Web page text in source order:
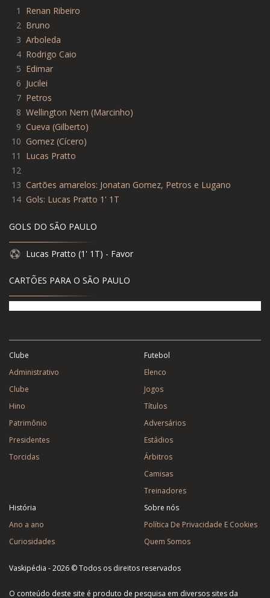
1
Renan Ribeiro
2 Bruno
3 Arboleda
4 Rodrigo Caio
5 Edimar
6 Jucilei
7 Petros
8 Wellington Nem (Marcinho)
9 Cueva (Gilberto)
10 Gomez (Cícero)
11
Lucas Pratto
12
13 Cartões amarelos: Jonatan Gomez, Petros e Lugano
14 Gols: Lucas Pratto 1' 1T
GOLS DO SÃO PAULO
Lucas Pratto (1' 1T) - Favor
CARTÕES PARA O SÃO PAULO
Clube
Administrativo
Clube
Hino
Patrimônio
Presidentes
Torcidas
Futebol
Elenco
Jogos
Títulos
Adversários
Estádios
Árbitros
Camisas
Treinadores
História
Ano a ano
Curiosidades
Sobre nós
Política De Privacidade E Cookies
Quem Somos
Vaskipédia - 2026 © Todos os direitos reservados
O conteúdo deste site é produto de pesquisa em diversos sites da